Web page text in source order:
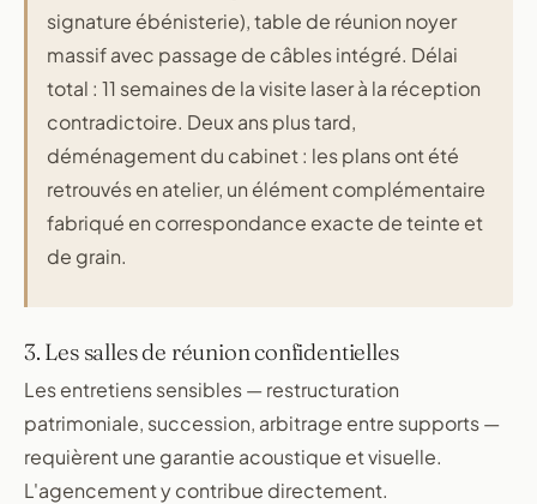
signature ébénisterie), table de réunion noyer
massif avec passage de câbles intégré. Délai
total : 11 semaines de la visite laser à la réception
contradictoire. Deux ans plus tard,
déménagement du cabinet : les plans ont été
retrouvés en atelier, un élément complémentaire
fabriqué en correspondance exacte de teinte et
de grain.
3. Les salles de réunion confidentielles
Les entretiens sensibles — restructuration
patrimoniale, succession, arbitrage entre supports —
requièrent une garantie acoustique et visuelle.
L'agencement y contribue directement.